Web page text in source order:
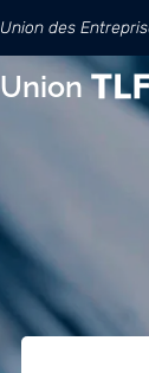
Union des
Union